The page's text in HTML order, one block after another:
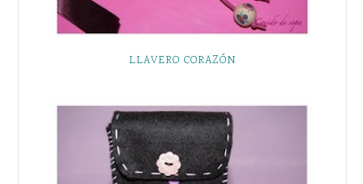
LLAVERO CORAZÓN